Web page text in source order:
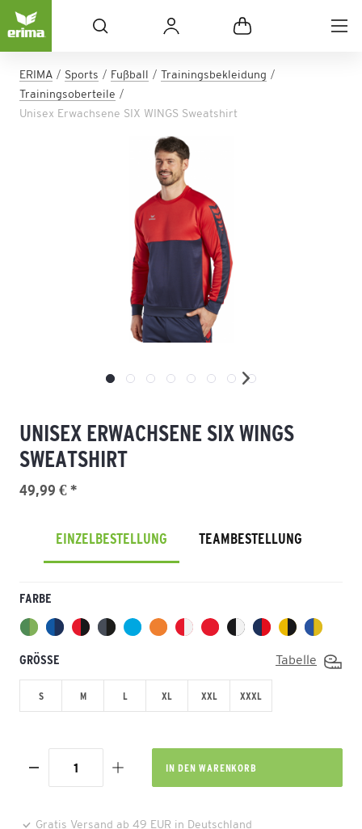
ERIMA Sports Fußball
Trainingsbekleidung
Trainingsoberteile
Unisex Erwachsene SIX WINGS Sweatshirt
UNISEX ERWACHSENE SIX WINGS
SWEATSHIRT
49,99 € *
EINZELBESTELLUNG TEAMBESTELLUNG
FARBE
GRÖSSE Tabelle
S M L XL XXL XXXL
IN DEN WARENKORB
Gratis Versand ab 49 EUR in Deutschland